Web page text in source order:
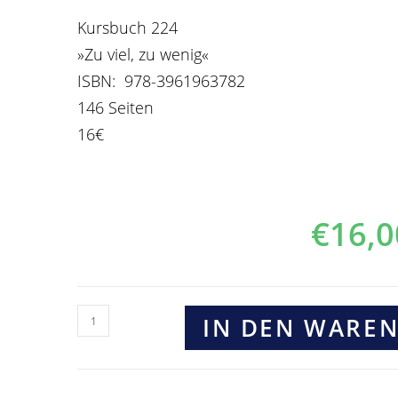
Kursbuch 224
»Zu viel, zu wenig«
ISBN: 978-3961963782
146 Seiten
16€
€
IN DEN